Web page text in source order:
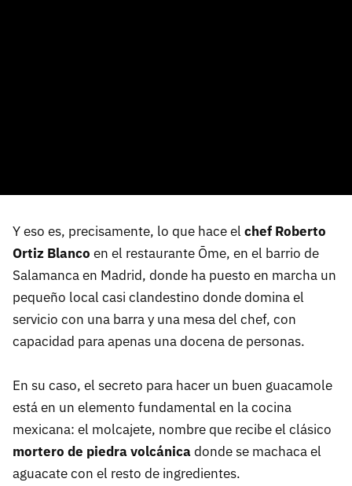
Y eso es, precisamente, lo que hace el chef Roberto
Ortiz Blanco en el restaurante Ōme, en el barrio de
Salamanca en Madrid, donde ha puesto en marcha un
pequeño local casi clandestino donde domina el
servicio con una barra y una mesa del chef, con
capacidad para apenas una docena de personas.
En su caso, el secreto para hacer un buen guacamole
está en un elemento fundamental en la cocina
mexicana: el molcajete, nombre que recibe el clásico
mortero de piedra volcánicadonde se machaca el
aguacate con el resto de ingredientes.